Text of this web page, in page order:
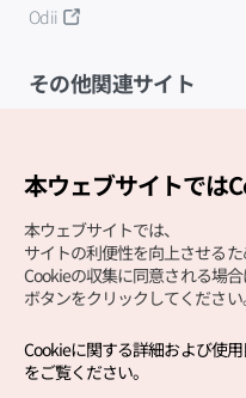
Odii
その他関連サイト
Copyright (c) Korea
本ウェブサイトでは
本ウェブサイトでは、
サイトの利便性を向上させるた
Cookieの収集に同意される場合
ボタンをクリックしてください
Cookieに関する詳細および使
をご覧ください。